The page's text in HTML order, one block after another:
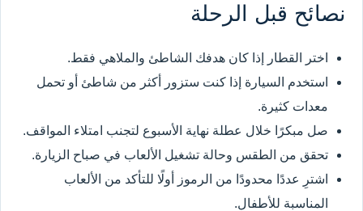
نصائح قبل الرحلة
اختر القطار إذا كان هدفك الشاطئ والملاهي فقط.
استخدم السيارة إذا كنت ستزور أكثر من شاطئ أو تحمل
معدات كثيرة.
صل مبكرًا خلال عطلة نهاية الأسبوع لتجنب امتلاء المواقف.
تحقق من الطقس وحالة تشغيل الألعاب في صباح الزيارة.
اشترِ عددًا محدودًا من الرموز أولًا للتأكد من الألعاب
المناسبة للأطفال.